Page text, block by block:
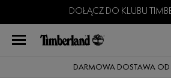
DOŁĄCZ DO KLUBU
DARMOWA DOSTAWA